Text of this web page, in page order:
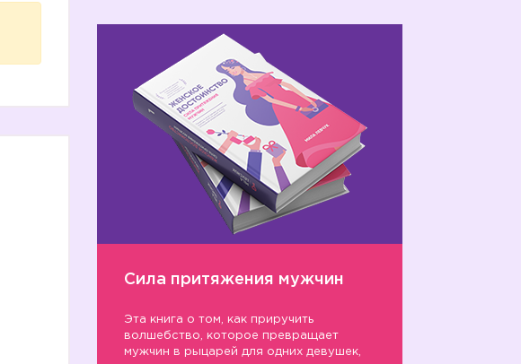
Сила притяжения мужчин
Эта книга о том, как приручить
волшебство, которое превращает
мужчин в рыцарей для одних девушек,